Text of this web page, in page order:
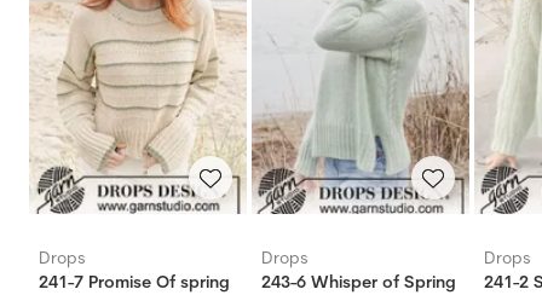
Drops
241-7 Promise Of spring
Drops
243-6 Whisper of Spring
Drops
241-2